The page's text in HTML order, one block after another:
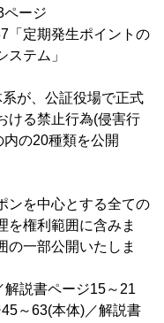
ページ
「定期発生ポイントの
テム」
が、公証役場で正式
ける禁止行為(侵害行
の20種類を公開
ンを中心とする全ての
を権利範囲に含みま
の一部公開いたしま
説書ページ15～21
～63(本体)／解説書